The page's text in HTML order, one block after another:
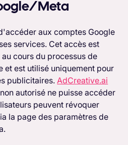
Meta
aux comptes Google
services. Cet accès est
cours du processus de
et est utilisé uniquement pour
publicitaires. AdCreative.ai
autorisé ne puisse accéder
peuvent révoquer
la page des paramètres de